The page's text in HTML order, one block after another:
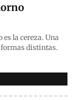
la cereza. Una
distintas.